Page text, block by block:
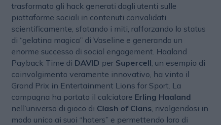
trasformato gli hack generati dagli utenti sulle
piattaforme sociali in contenuti convalidati
scientificamente, sfatando i miti, rafforzando lo status
di “gelatina magica” di Vaseline e generando un
enorme successo di social engagement. Haaland
Payback Time di DAVID per Supercell , un esempio di
coinvolgimento veramente innovativo, ha vinto il
Grand Prix in Entertainment Lions for Sport. La
campagna ha portato il calciatore Erling Haaland
nell’universo di gioco di Clash of Clans , rivolgendosi in
modo unico ai suoi “haters” e permettendo loro di